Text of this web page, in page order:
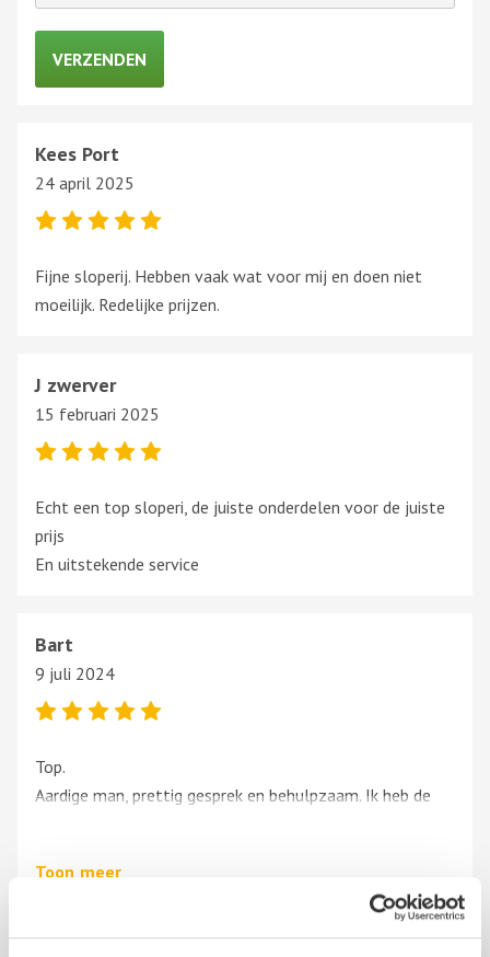
Kees Port
24 april 2025
Fijne sloperij. Hebben vaak wat voor mij en doen niet
moeilijk. Redelijke prijzen.
J zwerver
15 februari 2025
Echt een top sloperi, de juiste onderdelen voor de juiste
prijs
En uitstekende service
Bart
9 juli 2024
Top.
Aardige man, prettig gesprek en behulpzaam. Ik heb de
Aanrader.
Toon meer